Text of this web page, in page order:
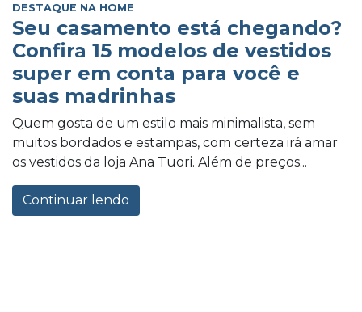
DESTAQUE NA HOME
Seu casamento está chegando?
Confira 15 modelos de vestidos
super em conta para você e
suas madrinhas
Quem gosta de um estilo mais minimalista, sem
muitos bordados e estampas, com certeza irá amar
os vestidos da loja Ana Tuori. Além de preços...
Continuar lendo